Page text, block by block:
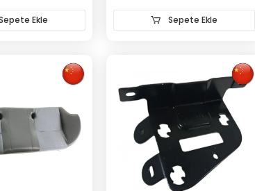
Ekle Sepete Ekle